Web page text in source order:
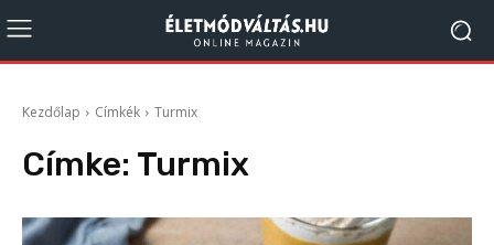
Kezdőlap Címkék Turmix
Címke: Turmix